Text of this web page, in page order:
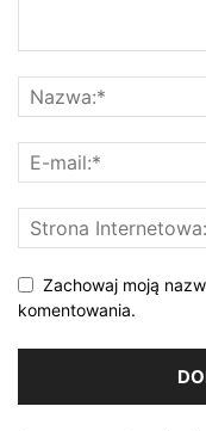
Zachowaj moją
komentowania.